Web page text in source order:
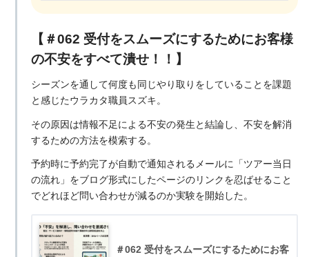
【＃062 受付をスムーズにするためにお客様
の不安をすべて潰せ！！】
シーズンを通して何度も同じやり取りをしていることを課題
と感じたウラカタ職員スズキ。
その原因は情報不足による不安の発生と結論し、不安を解消
するための方法を模索する。
予約時に予約完了が自動で通知されるメールに「ツアー当日
の流れ」をブログ形式にしたページのリンクを忍ばせること
でどれほど問い合わせが減るのか実験を開始した。
＃062 受付をスムーズにするためにお客